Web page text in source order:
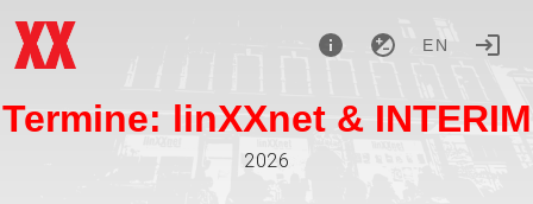
EN
Termine: linXXnet & INTERIM
2026